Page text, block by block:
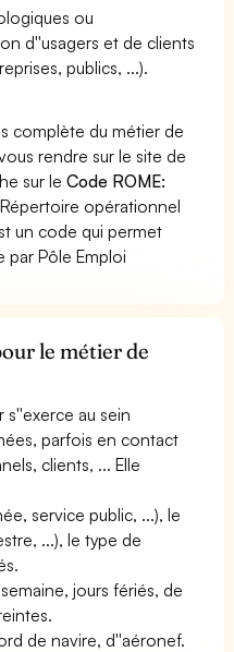
ou
d''usagers et de clients
publics, ...).
complète du métier de
rendre sur le site de
sur leCode ROME:
opérationnel
un code qui permet
par Pôle Emploi
le métier de
au sein
parfois en contact
clients, ... Elle
service public, ...), le
...), le type de
jours fériés, de
de navire, d''aéronef.